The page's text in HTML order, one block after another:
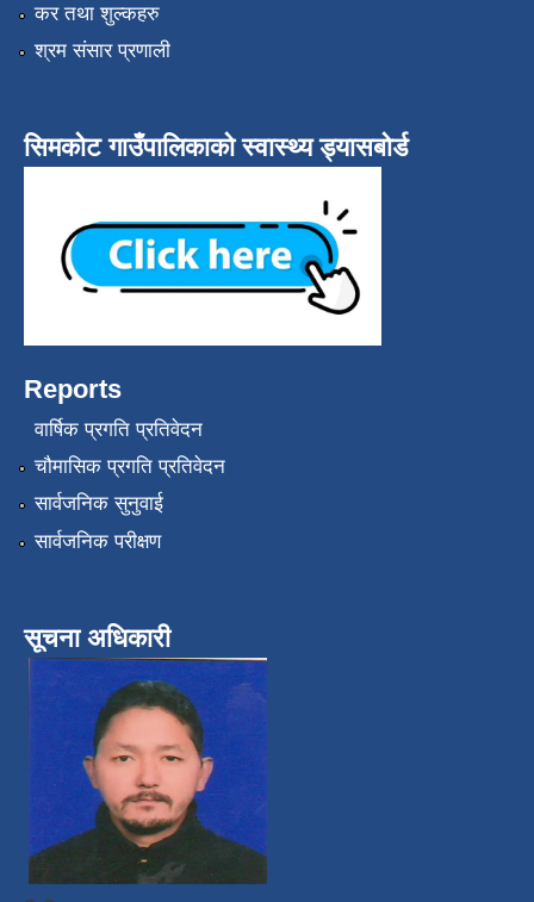
कर तथा शुल्कहरु
श्रम संसार प्रणाली
सिमकोट गाउँपालिकाको स्वास्थ्य ड्यासबोर्ड
Reports
वार्षिक प्रगति प्रतिवेदन
चौमासिक प्रगति प्रतिवेदन
सार्वजनिक सुनुवाई
सार्वजनिक परीक्षण
सूचना अधिकारी